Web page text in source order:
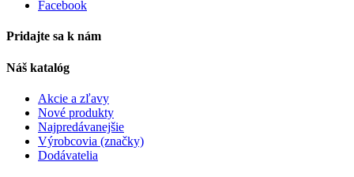
Facebook
Pridajte sa k nám
Náš katalóg
Akcie a zľavy
Nové produkty
Najpredávanejšie
Výrobcovia (značky)
Dodávatelia